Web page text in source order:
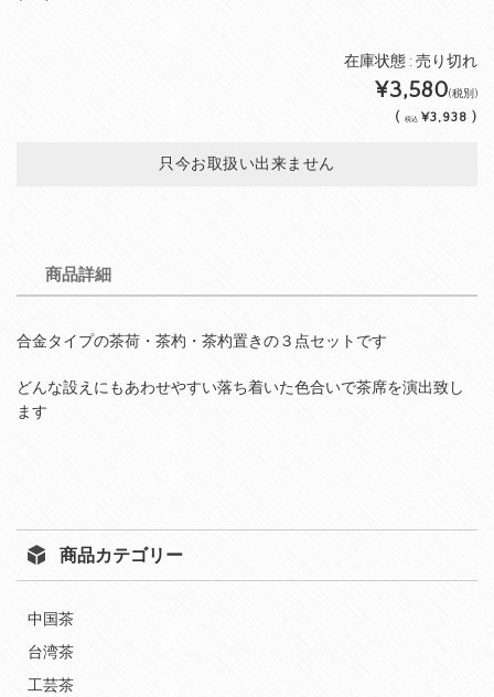
在庫状態 : 売り切れ
¥3,580(税別)
( 税込 ¥3,938 )
只今お取扱い出来ません
商品詳細
合金タイプの茶荷・茶杓・茶杓置きの３点セットです
どんな設えにもあわせやすい落ち着いた色合いで茶席を演出致し
ます
商品カテゴリー
中国茶
台湾茶
工芸茶